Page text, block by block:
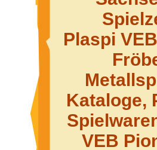
Plaspi
Kataloge,
VEB